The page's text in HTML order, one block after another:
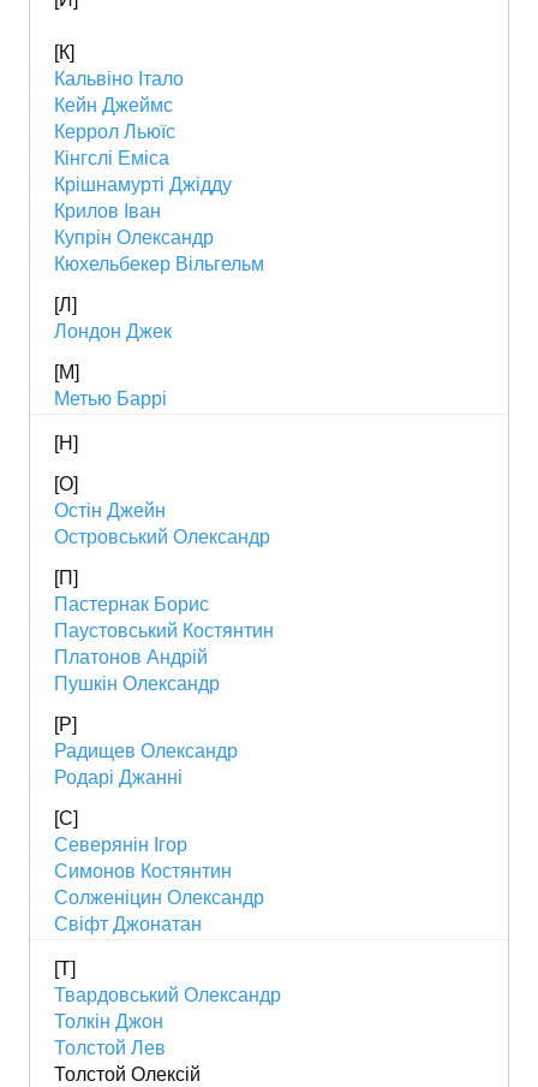
[К]
Кальвіно Італо
Кейн Джеймс
Керрол Льюїс
Кінгслі Еміса
Крішнамурті Джідду
Крилов Іван
Купрін Олександр
Кюхельбекер Вільгельм
[Л]
Лондон Джек
[М]
Метью Баррі
[Н]
[О]
Остін Джейн
Островський Олександр
[П]
Пастернак Борис
Паустовський Костянтин
Платонов Андрій
Пушкін Олександр
[Р]
Радищев Олександр
Родарі Джанні
[С]
Северянін Ігор
Симонов Костянтин
Солженіцин Олександр
Свіфт Джонатан
[Т]
Твардовський Олександр
Толкін Джон
Толстой Лев
Толстой Олексій